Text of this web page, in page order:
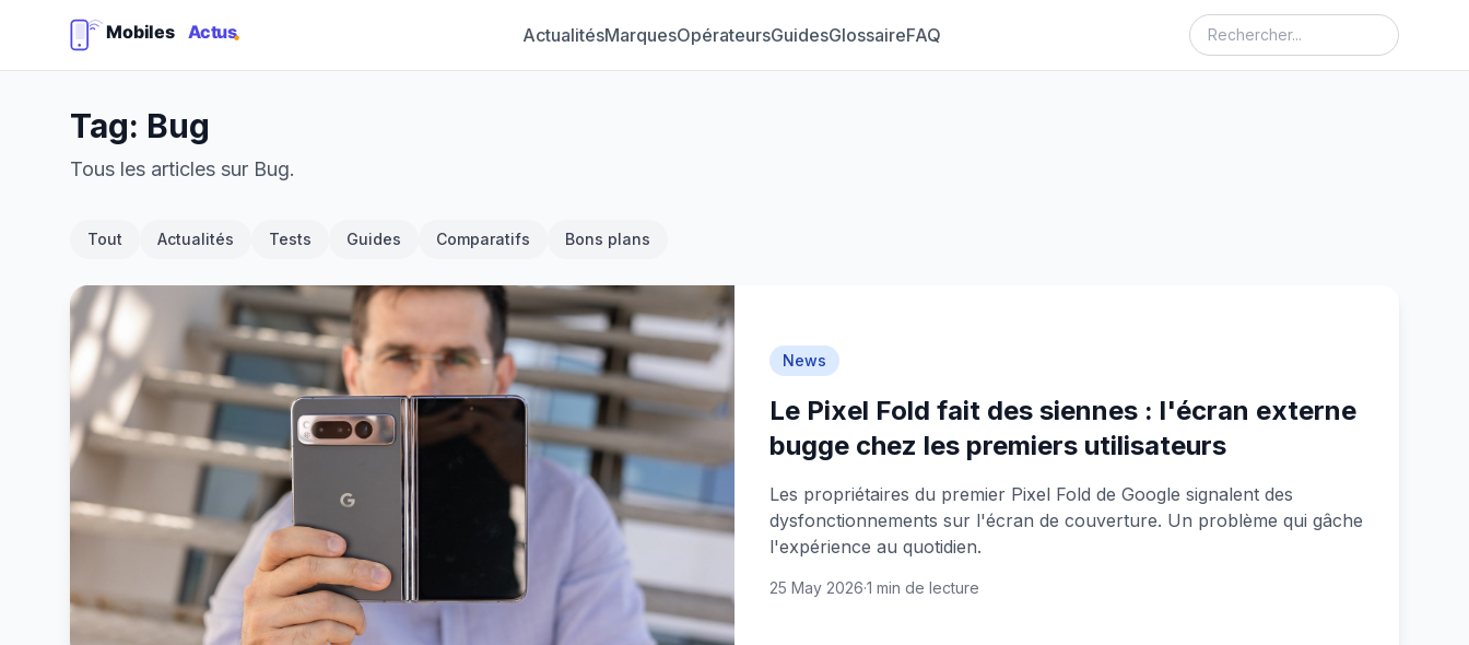
ActualitésMarquesOpérateursGuidesGlossaireFAQ
Tag: Bug
Tous les articles sur Bug.
Tout Actualités Tests Guides Comparatifs Bons plans
News
Le Pixel Fold fait des siennes : l'écran externe
bugge chez les premiers utilisateurs
Les propriétaires du premier Pixel Fold de Google signalent des
dysfonctionnements sur l'écran de couverture. Un problème qui gâche
l'expérience au quotidien.
25 May 2026·1 min de lecture